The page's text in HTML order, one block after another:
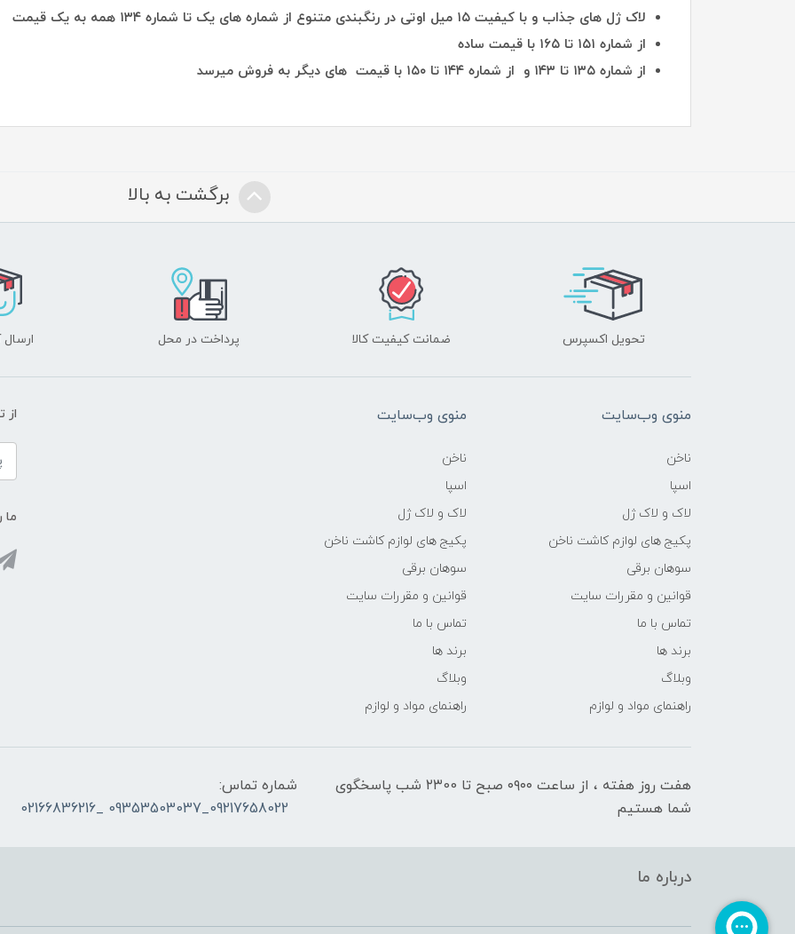
لاک ژل های جذاب و با کیفیت ۱۵ میل اوتی در رنگبندی متنوع از شماره های یک تا شماره ۱۳۴ همه به یک قیمت
از شماره ۱۵۱ تا ۱۶۵ با قیمت ساده
از شماره ۱۳۵ تا ۱۴۳ و از شماره ۱۴۴ تا ۱۵۰ با قیمت های دیگر به فروش میرسد
برگشت به بالا
تحویل اکسپرس ضمانت کیفیت کالا پرداخت در محل ارسال
منوی وب‌سایت
ناخن
اسپا
لاک و لاک ژل
پکیج های لوازم کاشت ناخن
سوهان برقی
قوانین و مقررات سایت
تماس با ما
برند ها
وبلاگ
راهنمای مواد و لوازم
منوی وب‌سایت
ناخن
اسپا
لاک و لاک ژل
پکیج های لوازم کاشت ناخن
سوهان برقی
قوانین و مقررات سایت
تماس با ما
برند ها
وبلاگ
راهنمای مواد و لوازم
از
ما
هفت روز هفته ، از ساعت ۰۹۰۰ صبح تا ۲۳00 شب پاسخگوی
شما هستیم
شماره تماس:
09217658022_09353503037 _02166836216
درباره ما